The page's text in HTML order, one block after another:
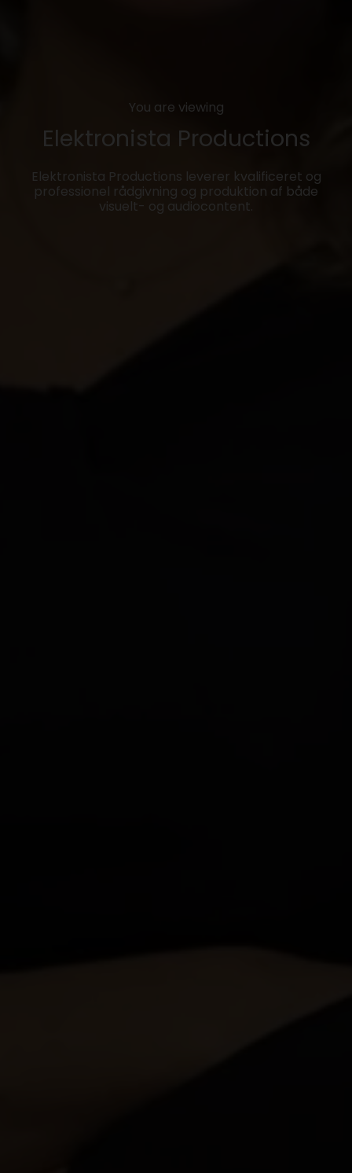
You are viewing
Elektronista Productions
Elektronista Productions leverer kvalificeret og
professionel rådgivning og produktion af både
visuelt- og audiocontent.